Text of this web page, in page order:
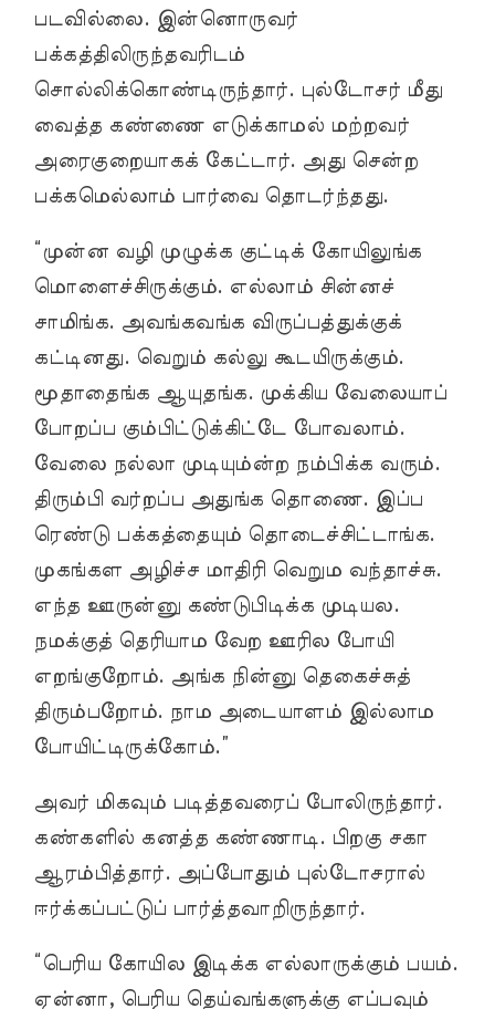
படவில்லை. இன்னொருவர்
பக்கத்திலிருந்தவரிடம்
சொல்லிக்கொண்டிருந்தார். புல்டோசர் மீது
வைத்த கண்ணை எடுக்காமல் மற்றவர்
அரைகுறையாகக் கேட்டார். அது சென்ற
பக்கமெல்லாம் பார்வை தொடர்ந்தது.
“முன்ன வழி முழுக்க குட்டிக் கோயிலுங்க
மொளைச்சிருக்கும். எல்லாம் சின்னச்
சாமிங்க. அவங்கவங்க விருப்பத்துக்குக்
கட்டினது. வெறும் கல்லு கூடயிருக்கும்.
மூதாதைங்க ஆயுதங்க. முக்கிய வேலையாப்
போறப்ப கும்பிட்டுக்கிட்டே போவலாம்.
வேலை நல்லா முடியும்ன்ற நம்பிக்க வரும்.
திரும்பி வர்றப்ப அதுங்க தொணை. இப்ப
ரெண்டு பக்கத்தையும் தொடைச்சிட்டாங்க.
முகங்கள அழிச்ச மாதிரி வெறும வந்தாச்சு.
எந்த ஊருன்னு கண்டுபிடிக்க முடியல.
நமக்குத் தெரியாம வேற ஊரில போயி
எறங்குறோம். அங்க நின்னு தெகைச்சுத்
திரும்பறோம். நாம அடையாளம் இல்லாம
போயிட்டிருக்கோம்.”
அவர் மிகவும் படித்தவரைப் போலிருந்தார்.
கண்களில் கனத்த கண்ணாடி. பிறகு சகா
ஆரம்பித்தார். அப்போதும் புல்டோசரால்
ஈர்க்கப்பட்டுப் பார்த்தவாறிருந்தார்.
“பெரிய கோயில இடிக்க எல்லாருக்கும் பயம்.
ஏன்னா, பெரிய தெய்வங்களுக்கு எப்பவும்